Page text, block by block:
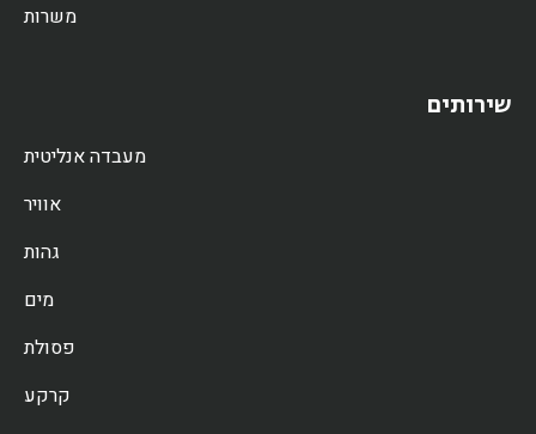
משרות
שירותים
מעבדה אנליטית
אוויר
גהות
מים
פסולת
קרקע